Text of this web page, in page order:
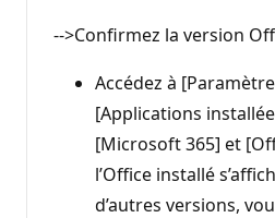
-->Confirmez la version
Accédez à
[Applications
[Microsoft 365] et
l’Office installé
d’autres versions,